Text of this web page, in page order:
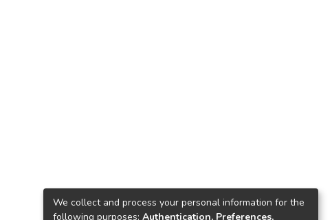
We collect and process your personal information for the
following purposes: Authentication, Preferences,